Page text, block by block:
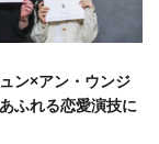
ン×アン・ウンジ
ふれる恋愛演技に